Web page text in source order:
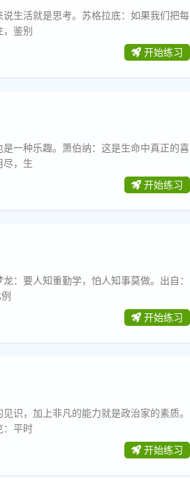
生活就是思考。苏格拉底：如果我们把每
鉴别
开始练习
一种乐趣。萧伯纳：这是生命中真正的喜
尽，生
开始练习
：要人知重勤学，怕人知事莫做。出自：
开始练习
识，加上非凡的能力就是政治家的素质。
：平时
开始练习